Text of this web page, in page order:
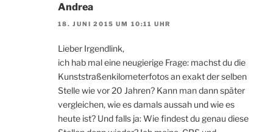
Andrea
18. JUNI 2015 UM 10:11 UHR
Lieber Irgendlink,
ich hab mal eine neugierige Frage: machst du die
Kunststraßenkilometerfotos an exakt der selben
Stelle wie vor 20 Jahren? Kann man dann später
vergleichen, wie es damals aussah und wie es
heute ist? Und falls ja: Wie findest du genau diese